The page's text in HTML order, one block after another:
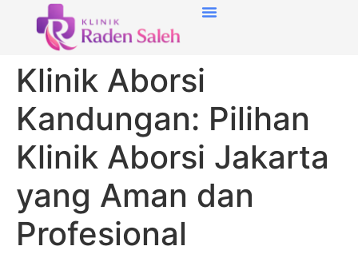
Klinik Aborsi
Kandungan: Pilihan
Klinik Aborsi Jakarta
yang Aman dan
Profesional